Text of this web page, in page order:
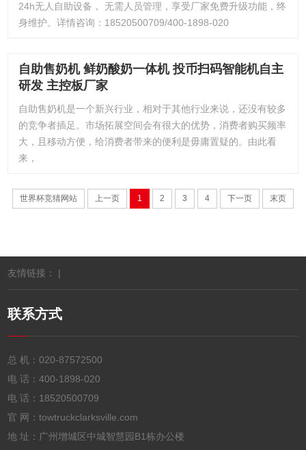
24h无人自助设备， 无需人员管理，享受厂家免费升级功能，终
身维护。详情咨询：18520500709/400-1898-020
自助售奶机 鲜奶酸奶一体机 投币扫码智能机自主
研发 主控板厂家
自助售奶机是一个新兴行业，相对于其他行业来说，还没有较多
的竞争者插足。市场拓展空间会有很大的优势，消费者购买频率
大，且移动方便，给消费者带来的便利是毋庸置疑的。由此看
来，
世界杯竞猜网站 上一页 1 2 3 4 下一页 末页
友情链接： |
联系方式
总 机：020-87572500
电 话：400-1898-020
电 话： 18520500709
官 网：towtruckclarksville.com
地 址：广州增城区中城智慧园B1栋办公楼